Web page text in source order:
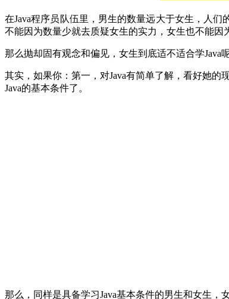
在Java程序员队伍里，男生的数量远大于女生，人
不能因为数量少就去质疑女生的实力，女生也不能因
那么抛却固有观念和偏见，女生到底适不适合学Java
其实，如果你：第一，对Java有简单了解，看好她
Java的基本条件了。
那么，同样是具备学习Java基本条件的男生和女生，